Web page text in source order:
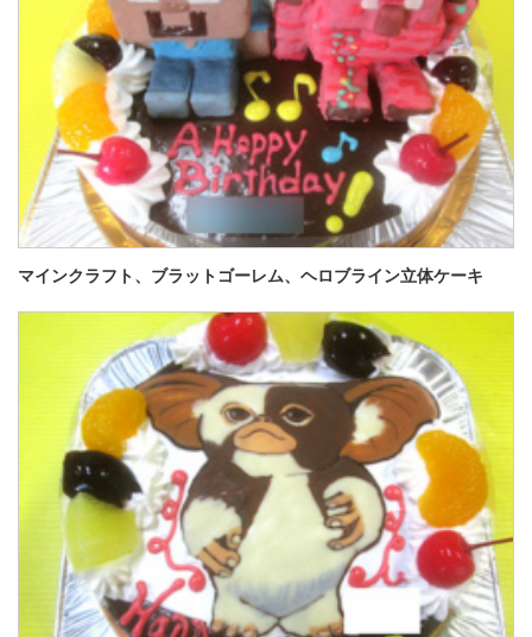
マインクラフト、ブラットゴーレム、ヘロブライン立体ケーキ